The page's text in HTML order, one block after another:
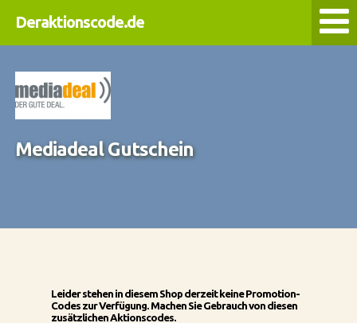
Deraktionscode.de
Mediadeal Gutschein
Leider stehen in diesem Shop derzeit keine Promotion-
Codes zur Verfügung. Machen Sie Gebrauch von diesen
zusätzlichen Aktionscodes.